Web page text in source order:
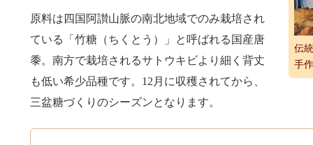
原料は四国阿讃山脈の南北地域でのみ栽培され
ている「竹糖（ちくとう）」と呼ばれる国産唐
黍。南方で栽培されるサトウキビより細く背丈
も低い希少品種です。12月に収穫されてから、
三盆糖づくりのシーズンとなります。
伝
手